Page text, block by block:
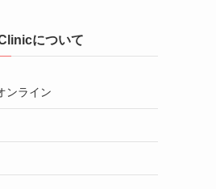
について
ンライン